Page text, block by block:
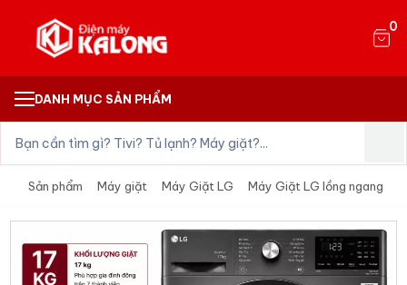
0
DANH MỤC SẢN PHẨM
Sản phẩm Máy giặt Máy Giặt LG Máy Giặt LG lồng ngang